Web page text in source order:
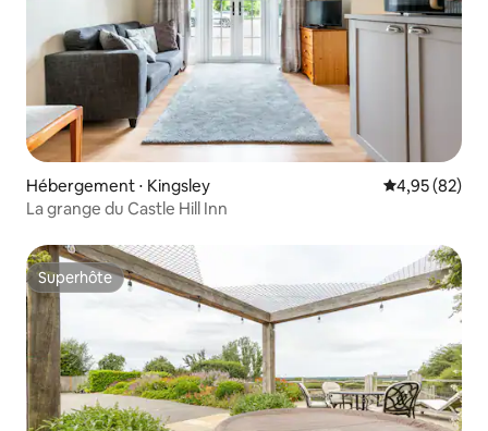
Hébergement ⋅ Kingsley Évaluation
4,95 (82)
La grange du Castle Hill Inn
Superhôte
Superhôte